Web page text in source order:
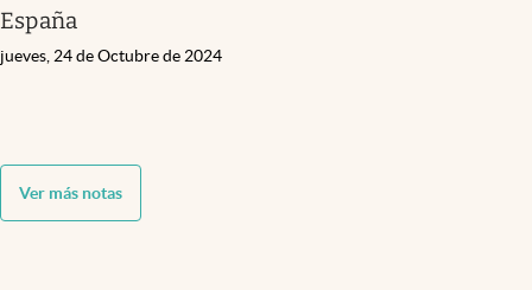
España
jueves, 24 de Octubre de 2024
Ver más notas